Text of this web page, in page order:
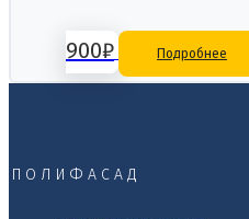
900₽ Подробнее
ПОЛИФАСАД